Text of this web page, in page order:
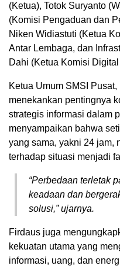
(Ketua), Totok Suryanto
(Komisi Pengaduan dan
Niken Widiastuti (Ketua
Antar Lembaga, dan
Dahi (Ketua Komisi
Ketua Umum SMSI
menekankan pentingnya
strategis informasi dalam
menyampaikan bahwa
yang sama, yakni 24 jam,
terhadap situasi menjadi
“Perbedaan terletak
keadaan dan
solusi,” ujarnya.
Firdaus juga
kekuatan utama yang
informasi, uang, dan